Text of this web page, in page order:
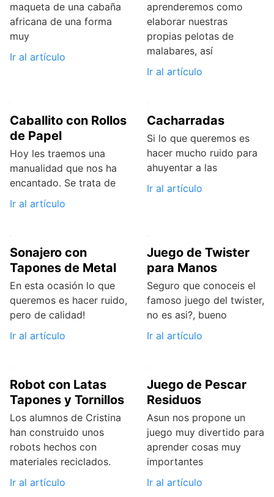
maqueta de una cabaña
africana de una forma
muy
Ir al artículo
aprenderemos como
elaborar nuestras
propias pelotas de
malabares, así
Ir al artículo
Caballito con Rollos
de Papel
Hoy les traemos una
manualidad que nos ha
encantado. Se trata de
Ir al artículo
Cacharradas
Si lo que queremos es
hacer mucho ruido para
ahuyentar a las
Ir al artículo
Sonajero con
Tapones de Metal
En esta ocasión lo que
queremos es hacer ruido,
pero de calidad!
Ir al artículo
Juego de Twister
para Manos
Seguro que conoceis el
famoso juego del twister,
no es asi?, bueno
Ir al artículo
Robot con Latas
Tapones y Tornillos
Los alumnos de Cristina
han construido unos
robots hechos con
materiales reciclados.
Ir al artículo
Juego de Pescar
Residuos
Asun nos propone un
juego muy divertido para
aprender cosas muy
importantes
Ir al artículo